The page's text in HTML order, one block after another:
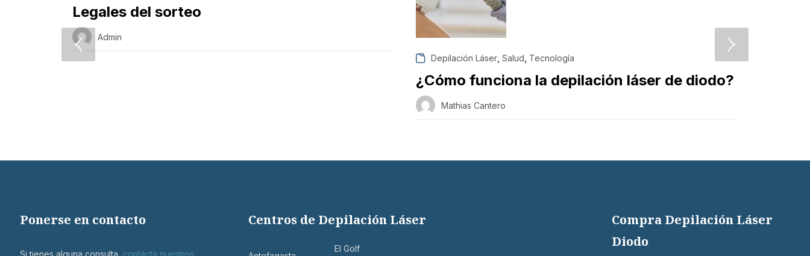
Legales del sorteo
Admin
Depilación Láser Salud Tecnología
¿Cómo funciona la depilación láser de diodo?
Mathias Cantero
Ponerse en contacto Centros de Depilación Láser
El Golf
Compra Depilación Láser
Diodo